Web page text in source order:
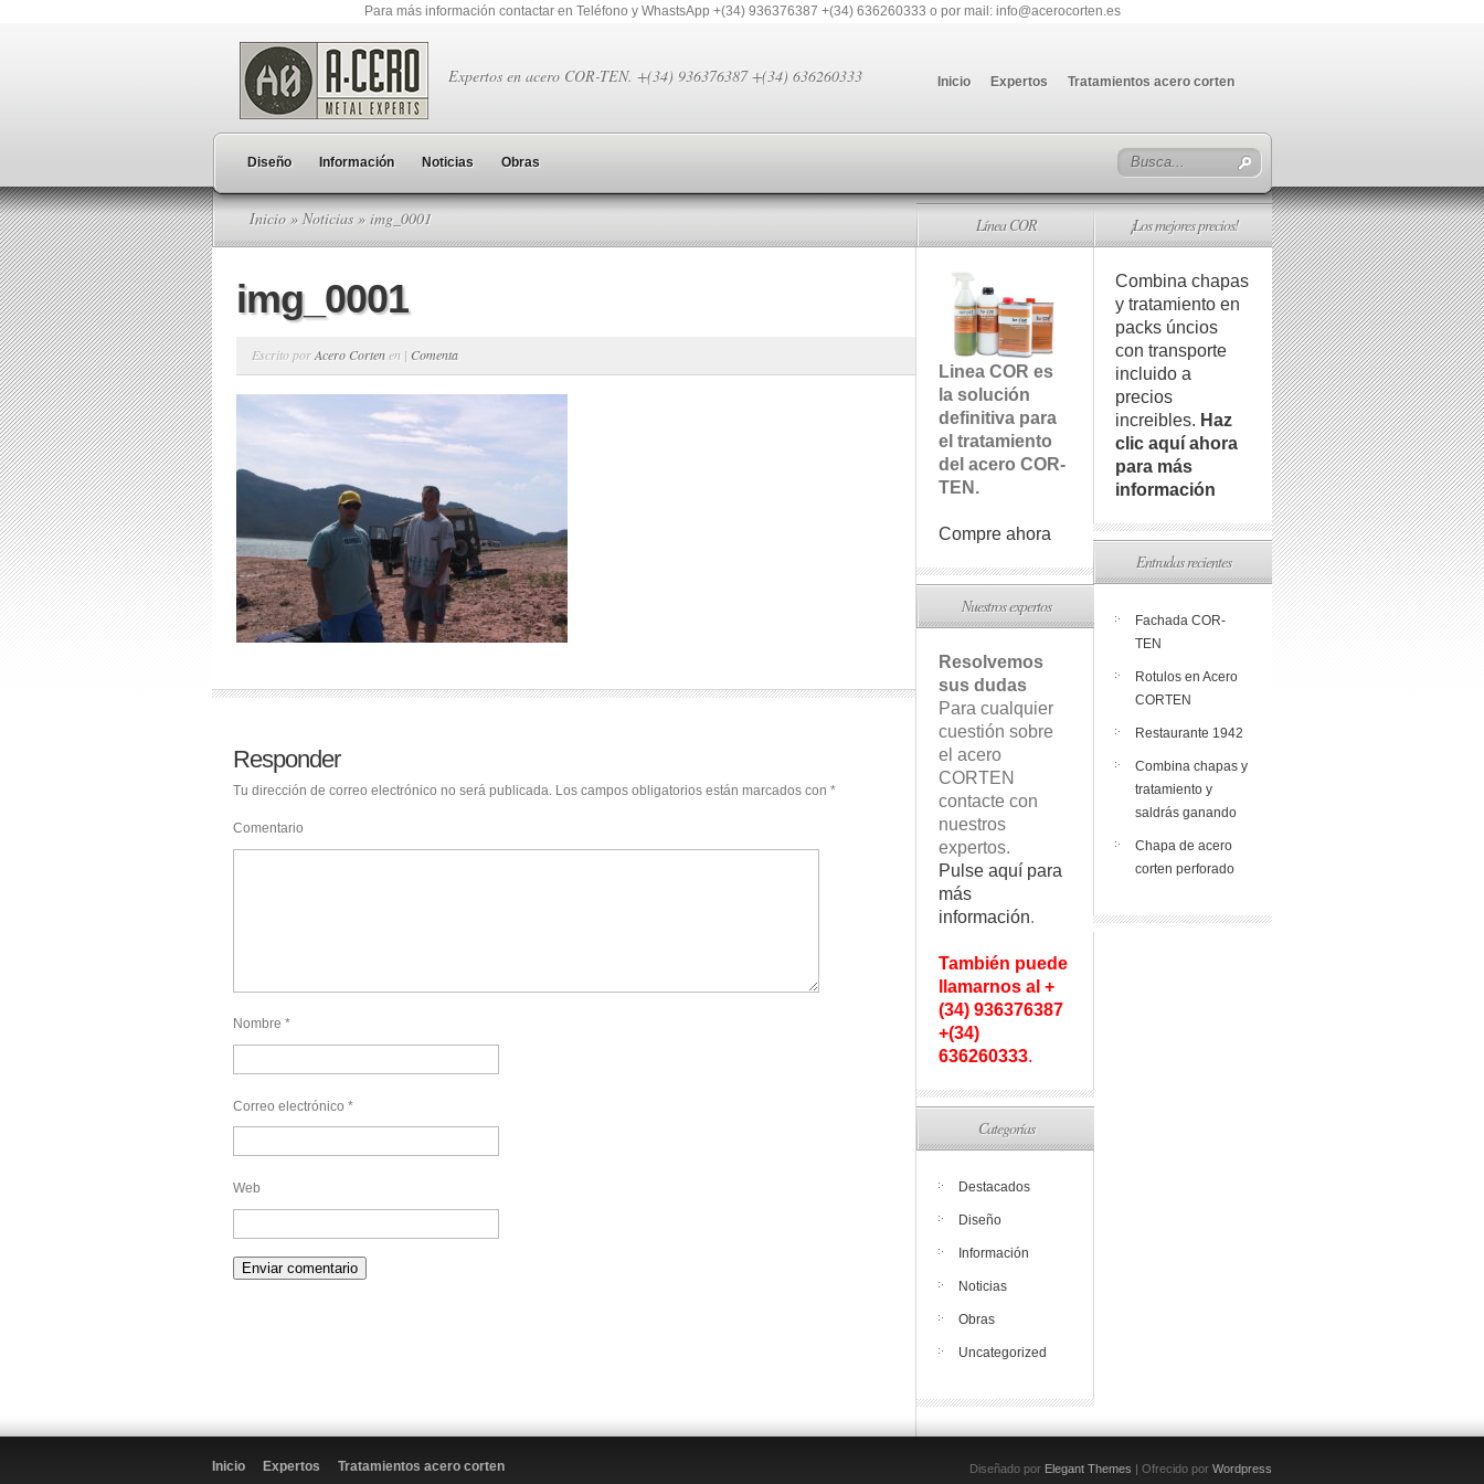
Para más información contactar en Teléfono y WhastsApp +(34) 936376387 +(34) 636260333 o por mail: info@acerocorten.es
Expertos en acero COR-TEN. +(34) 936376387 +(34) 636260333 Inicio Expertos Tratamientos acero corten
Diseño Información Noticias Obras
Inicio » Noticias» img_0001
img_0001
Escrito porAcero Cortenen | Comenta
Responder
Tu dirección de correo electrónico no será publicada. Los campos obligatorios están marcados con *
Comentario
Nombre *
Correo electrónico *
Web
Línea COR
Linea COR es
la solución
definitiva para
el tratamiento
del acero COR-
TEN.
Compre ahora
Nuestros expertos
Resolvemos
sus dudas
Para cualquier
cuestión sobre
el acero
CORTEN
contacte con
nuestros
expertos.
Pulse aquí para
más
información.
También puede
llamarnos al +
(34) 936376387
+(34)
636260333.
Categorías
Destacados
Diseño
Información
Noticias
Obras
Uncategorized
¡Los mejores precios!
Combina chapas
y tratamiento en
packs úncios
con transporte
incluido a
precios
increibles. Haz
clic aquí ahora
para más
información
Entradas recientes
Fachada COR-
TEN
Rotulos en Acero
CORTEN
Restaurante 1942
Combina chapas y
tratamiento y
saldrás ganando
Chapa de acero
corten perforado
Inicio Expertos Tratamientos acero corten Diseñado por Elegant Themes | Ofrecido por Wordpress